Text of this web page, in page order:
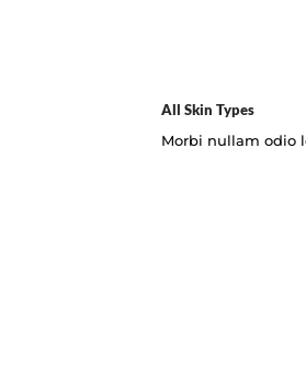
All Skin Types
Morbi nullam odio